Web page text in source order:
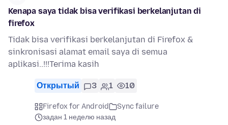
Kenapa saya tidak bisa verifikasi berkelanjutan di
firefox
Tidak bisa verifikasi berkelanjutan di Firefox &
sinkronisasi alamat email saya di semua
aplikasi..!!!Terima kasih
Открытый 3 1 10
Firefox for Android
Sync failure
задан 1 неделю назад